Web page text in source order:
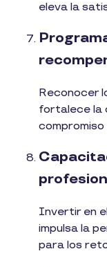
eleva la
Reconocer
fortalece la
Invertir en
impulsa la
para los